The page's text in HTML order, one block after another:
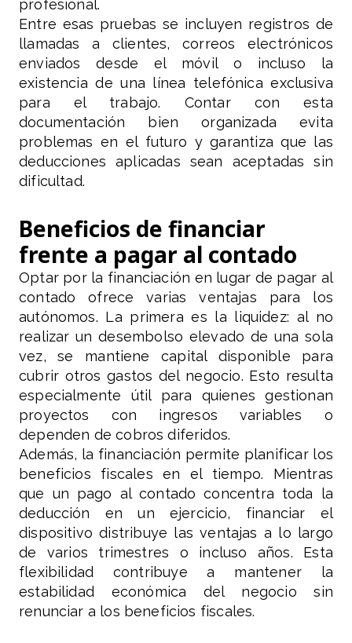
profesional.
Entre esas pruebas se incluyen registros de
llamadas a clientes, correos electrónicos
enviados desde el móvil o incluso la
existencia de una línea telefónica exclusiva
para el trabajo. Contar con esta
documentación bien organizada evita
problemas en el futuro y garantiza que las
deducciones aplicadas sean aceptadas sin
dificultad.
Beneficios de financiar
frente a pagar al contado
Optar por la financiación en lugar de pagar al
contado ofrece varias ventajas para los
autónomos. La primera es la liquidez: al no
realizar un desembolso elevado de una sola
vez, se mantiene capital disponible para
cubrir otros gastos del negocio. Esto resulta
especialmente útil para quienes gestionan
proyectos con ingresos variables o
dependen de cobros diferidos.
Además, la financiación permite planificar los
beneficios fiscales en el tiempo. Mientras
que un pago al contado concentra toda la
deducción en un ejercicio, financiar el
dispositivo distribuye las ventajas a lo largo
de varios trimestres o incluso años. Esta
flexibilidad contribuye a mantener la
estabilidad económica del negocio sin
renunciar a los beneficios fiscales.